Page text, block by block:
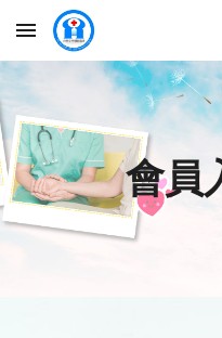
Skip to main content
會員